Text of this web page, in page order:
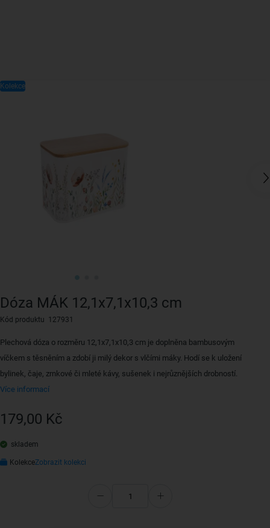
Dóza MÁK 12,1x7,1x10,3 cm
Kód produktu 127931
Plechová dóza o rozměru 12,1x7,1x10,3 cm je doplněna bambusovým
víčkem s těsněním a zdobí ji milý dekor s vlčími máky. Hodí se k uložení
bylinek, čaje, zrnkové či mleté kávy, sušenek i nejrůznějších drobností.
Více informací
179,00 Kč
skladem
KolekceZobrazit kolekci
Kolekce